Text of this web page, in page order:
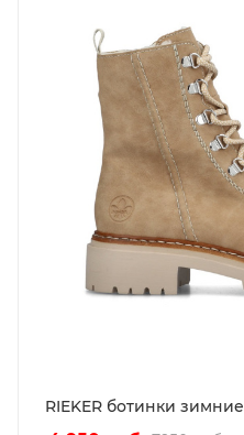
RIEKER ботинки зимние